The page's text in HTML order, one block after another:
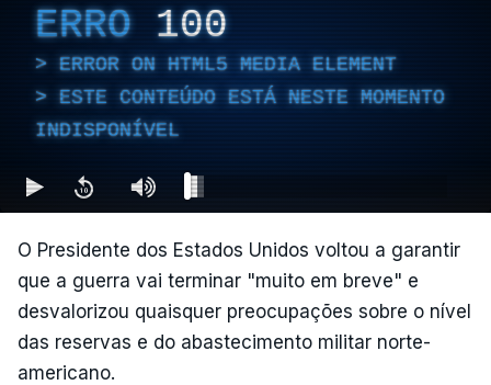
(centro-oeste).
Desde então, ataques de drones ucranianos
visaram locais próximos a São Petersburgo
(noroeste), Simferopol (na Crimeia), Krasnodar e
leste do rio Volga).
Mais de quatro anos após o início da ofensiva
russa em larga escala contra a Ucrânia, a
diplomacia está estagnada e ambos os países
intensificam os ataques de longo alcance,
provocando um número crescente de vítimas civis.
ERRO 100
ERROR ON HTML5 MEDIA ELEMENT
ESTE CONTEÚDO ESTÁ NESTE MOMENTO
INDISPONÍVEL
O Presidente dos Estados Unidos voltou a garantir
que a guerra vai terminar "muito em breve" e
desvalorizou quaisquer preocupações sobre o nível
das reservas e do abastecimento militar norte-
americano.